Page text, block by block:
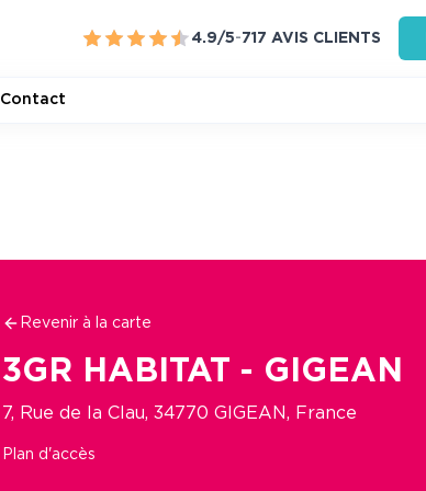
4.9/5-717 AVIS CLIENTS
Contact
Revenir à la carte
3GR HABITAT - GIGEAN
7, Rue de la Clau, 34770 GIGEAN, France
Plan d'accès